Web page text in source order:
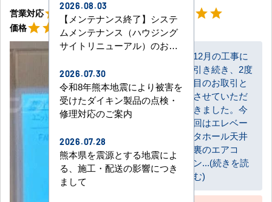
営業対応 星5
star starstarstarstar 工事対応 星5
starstar starstar
価格 星5
starstar starstar star
12月の工事に
引き続き、2度
目のお取引と
させていただ
きました。今
回はエレベー
タホール天井
裏のエアコ
ン...(続きを読
む)
2026.08.03
【メンテナンス終了】システ
ムメンテナンス（ハウジング
サイトリニューアル）のお知
2026.07.30
令和8年熊本地震により被害を
受けたダイキン製品の点検・
修理対応のご案内
2026.07.28
熊本県を震源とする地震によ
る、施工・配送の影響につき
まして